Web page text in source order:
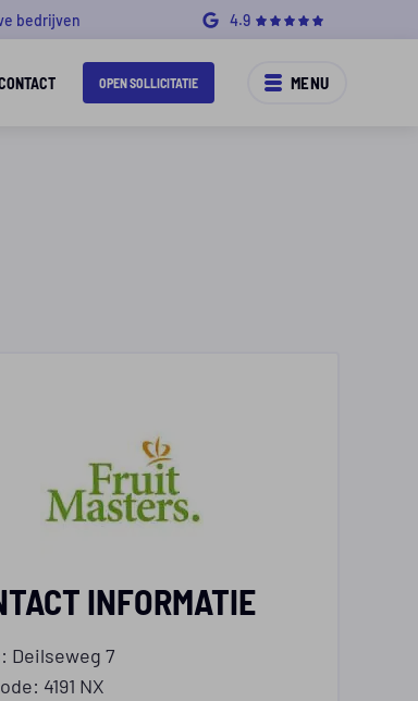
bedrijven 4.9
OPEN SOLLICITATIE MENU
INFORMATIE
Deilseweg 7
4191 NX